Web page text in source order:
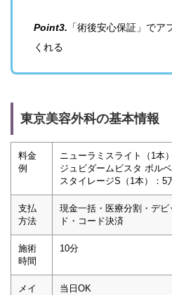
Point3. 「術後安心保証」で
くれる
東京美容外科の基本情報
料金
例
ニューラミスライト（1本
ジュビダームビスタ ボル
スタイレージS（1本）：5
支払
方法
現金一括・医療分割・デ
ド・コード決済
施術
時間
10分
メイ
当日OK